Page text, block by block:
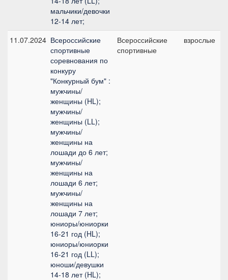
мальчики/девочки
12-14 лет;
11.07.2024 Всероссийские
спортивные
соревнования по
конкуру
"Конкурный бум" :
мужчины/
женщины (HL);
мужчины/
женщины (LL);
мужчины/
женщины на
лошади до 6 лет;
мужчины/
женщины на
лошади 6 лет;
мужчины/
женщины на
лошади 7 лет;
юниоры/юниорки
16-21 год (HL);
юниоры/юниорки
16-21 год (LL);
юноши/девушки
14-18 лет (HL);
Всероссийские
спортивные
взрослые